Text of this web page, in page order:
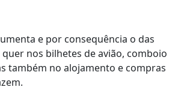
e por consequência o das
nos bilhetes de avião, comboio
também no alojamento e compras